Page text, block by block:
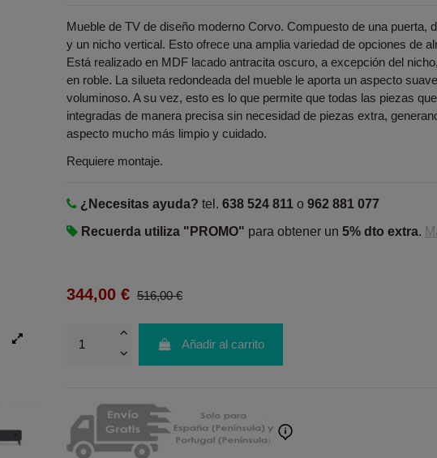
Mueble de TV de diseño moderno Corvo. Compuesto de una puerta,
y un nicho vertical. Esto ofrece una amplia variedad de opciones de
Está realizado en MDF lacado antracita oscuro, a excepción del
en roble. La silueta redondeada del mueble le aporta un aspecto
voluminoso. A su vez, esto es lo que permite que todas las piezas
integradas de manera precisa sin necesidad de piezas extra,
aspecto mucho más limpio y cuidado.
Requiere montaje.
¿Necesitas ayuda? tel. 638 524 811 o 962 881 077
Recuerda utiliza "PROMO" para obtener un 5% dto extra.
344,00 € 516,00 €
Añadir al carrito